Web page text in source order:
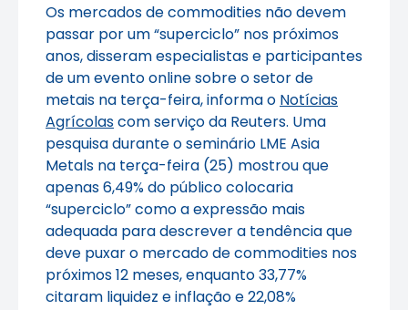
Os mercados de commodities não devem
passar por um “superciclo” nos próximos
anos, disseram especialistas e participantes
de um evento online sobre o setor de
metais na terça-feira, informa o Notícias
Agrícolascom serviço da Reuters. Uma
pesquisa durante o seminário LME Asia
Metals na terça-feira (25) mostrou que
apenas 6,49% do público colocaria
“superciclo” como a expressão mais
adequada para descrever a tendência que
deve puxar o mercado de commodities nos
próximos 12 meses, enquanto 33,77%
citaram liquidez e inflação e 22,08%